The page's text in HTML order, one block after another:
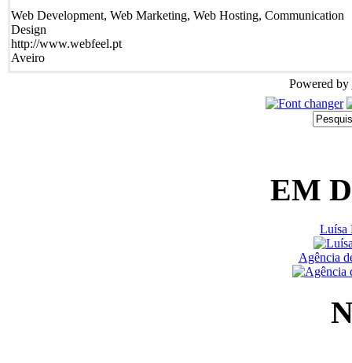
Web Development, Web Marketing, Web Hosting, Communication
Design
http://www.webfeel.pt
Aveiro
Powered by
EM
Luísa
Agência